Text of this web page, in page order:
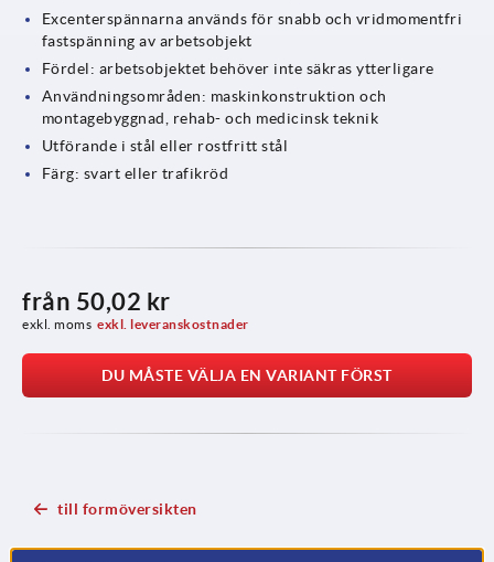
Excenterspännarna används för snabb och vridmomentfri
fastspänning av arbetsobjekt
Fördel: arbetsobjektet behöver inte säkras ytterligare
Användningsområden: maskinkonstruktion och
montagebyggnad, rehab- och medicinsk teknik
Utförande i stål eller rostfritt stål
Färg: svart eller trafikröd
från 50,02 kr
exkl. moms exkl. leveranskostnader
DU MÅSTE VÄLJA EN VARIANT FÖRST
till formöversikten